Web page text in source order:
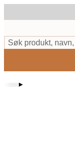
to
content.
Søk produkt,
▸